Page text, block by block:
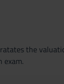
the
exam.